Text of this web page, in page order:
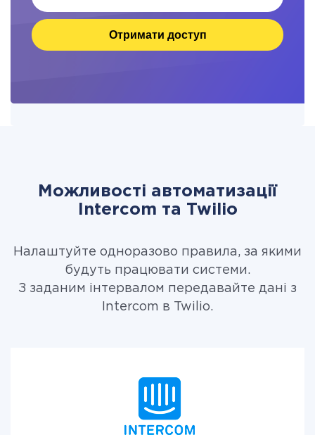
Отримати доступ
Можливості автоматизації
Intercom та Twilio
Налаштуйте одноразово правила, за якими
будуть працювати системи.
З заданим інтервалом передавайте дані з
Intercom в Twilio.